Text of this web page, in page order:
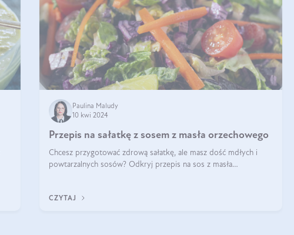
Paulina Maludy
10 kwi 2024
Przepis na sałatkę z sosem z masła orzechowego
Chcesz przygotować zdrową sałatkę, ale masz dość mdłych i
powtarzalnych sosów? Odkryj przepis na sos z masła
CZYTAJ